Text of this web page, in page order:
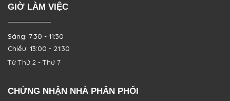
GIỜ LÀM VIỆC
Sáng: 7:30 - 11:30
Chiều: 13:00 - 21:30
Từ Thứ 2 - Thứ 7
CHỨNG NHẬN NHÀ PHÂN PHỐI